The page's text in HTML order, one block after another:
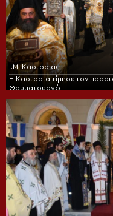
Ι.Μ. Καστορίας
Η Καστοριά τίμησε τον
Θαυματουργό